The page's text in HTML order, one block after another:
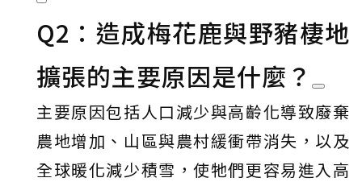
Q2：造成梅花鹿與野豬棲地
擴張的主要原因是什麼？
主要原因包括人口減少與高齡化導致廢棄
農地增加、山區與農村緩衝帶消失，以及
全球暖化減少積雪，使牠們更容易進入高